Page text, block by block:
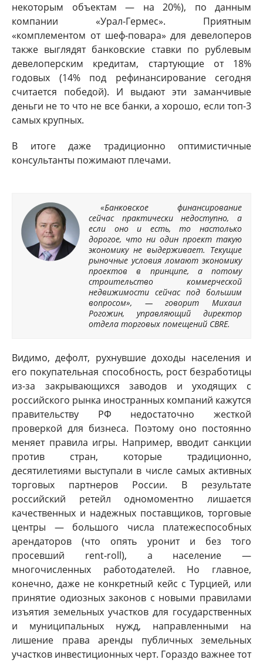
некоторым объектам — на 20%), по данным
компании «Урал-Гермес». Приятным
«комплементом от шеф-повара» для девелоперов
также выглядят банковские ставки по рублевым
девелоперским кредитам, стартующие от 18%
годовых (14% под рефинансирование сегодня
считается победой). И выдают эти заманчивые
деньги не то что не все банки, а хорошо, если топ-3
самых крупных.
В итоге даже традиционно оптимистичные
консультанты пожимают плечами.
«Банковское финансирование
сейчас практически недоступно, а
если оно и есть, то настолько
дорогое, что ни один проект такую
экономику не выдерживает. Текущие
рыночные условия ломают экономику
проектов в принципе, а потому
строительство коммерческой
недвижимости сейчас под большим
вопросом», — говорит Михаил
Рогожин, управляющий директор
отдела торговых помещений CBRE.
Видимо, дефолт, рухнувшие доходы населения и
его покупательная способность, рост безработицы
из-за закрывающихся заводов и уходящих с
российского рынка иностранных компаний кажутся
правительству РФ недостаточно жесткой
проверкой для бизнеса. Поэтому оно постоянно
меняет правила игры. Например, вводит санкции
против стран, которые традиционно,
десятилетиями выступали в числе самых активных
торговых партнеров России. В результате
российский ретейл одномоментно лишается
качественных и надежных поставщиков, торговые
центры — большого числа платежеспособных
арендаторов (что опять уронит и без того
просевший rent-roll), а население —
многочисленных работодателей. Но главное,
конечно, даже не конкретный кейс с Турцией, или
принятие одиозных законов с новыми правилами
изъятия земельных участков для государственных
и муниципальных нужд, направленными на
лишение права аренды публичных земельных
участков инвестиционных черт. Гораздо важнее тот